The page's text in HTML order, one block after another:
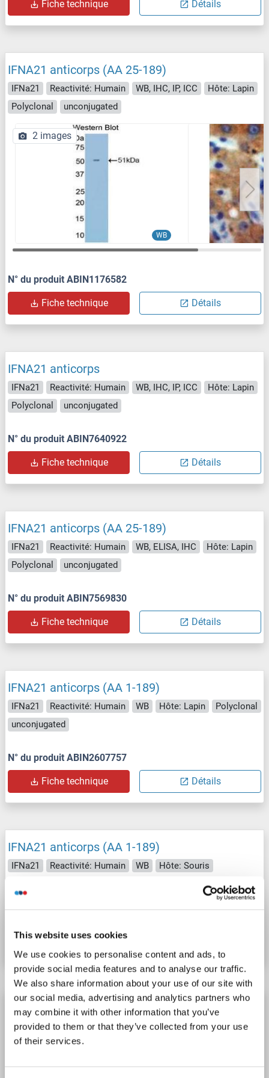
This website uses cookies
We use cookies to personalise content and ads, to
provide social media features and to analyse our traffic.
We also share information about your use of our site with
our social media, advertising and analytics partners who
may combine it with other information that you’ve
provided to them or that they’ve collected from your use
of their services.
Fiche technique Détails
IFNA21 anticorps (AA 25-189)
IFNa21 Reactivité: Humain WB, IHC, IP, ICC
Hôte: Lapin
Polyclonal
unconjugated
WB
2 images
N° du produit ABIN1176582
Fiche technique Détails
IFNA21 anticorps
IFNa21 Reactivité: Humain WB, IHC, IP, ICC
Hôte: Lapin
Polyclonal
unconjugated
N° du produit ABIN7640922
Fiche technique Détails
IFNA21 anticorps (AA 25-189)
IFNa21 Reactivité: Humain WB, ELISA, IHC
Hôte: Lapin
Polyclonal
unconjugated
N° du produit ABIN7569830
Fiche technique Détails
IFNA21 anticorps (AA 1-189)
IFNa21 Reactivité: Humain WB Hôte: Lapin
Polyclonal
unconjugated
N° du produit ABIN2607757
Fiche technique Détails
IFNA21 anticorps (AA 1-189)
IFNa21 Reactivité: Humain WB
Hôte: Souris
Fiche technique
IFNA21 anticorps (AA 25-189) (Biotin)
IFNa21 Reactivité: Humain WB Hôte: Lapin
Polyclonal
Biotin